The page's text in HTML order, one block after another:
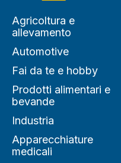
Agricoltura e
allevamento
Automotive
Fai da te e hobby
Prodotti alimentari e
bevande
Industria
Apparecchiature
medicali